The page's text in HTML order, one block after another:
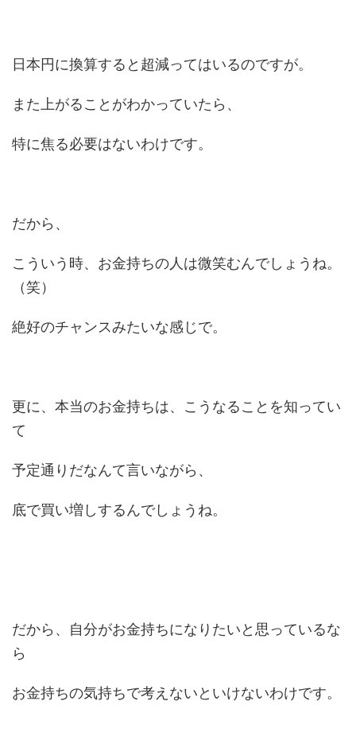
日本円に換算すると超減ってはいるのですが。
また上がることがわかっていたら、
特に焦る必要はないわけです。
だから、
こういう時、お金持ちの人は微笑むんでしょうね。
（笑）
絶好のチャンスみたいな感じで。
更に、本当のお金持ちは、こうなることを知ってい
て
予定通りだなんて言いながら、
底で買い増しするんでしょうね。
だから、自分がお金持ちになりたいと思っているな
ら
お金持ちの気持ちで考えないといけないわけです。